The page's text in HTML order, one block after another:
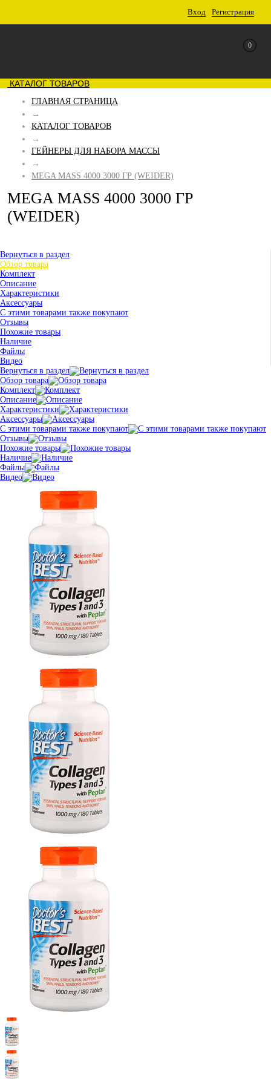
Вход Регистрация
0
КАТАЛОГ ТОВАРОВ
ГЛАВНАЯ СТРАНИЦА
→
КАТАЛОГ ТОВАРОВ
→
ГЕЙНЕРЫ ДЛЯ НАБОРА МАССЫ
→
MEGA MASS 4000 3000 ГР (WEIDER)
MEGA MASS 4000 3000 ГР
(WEIDER)
Вернуться в раздел
Обзор товара
Комплект
Описание
Характеристики
Аксессуары
С этими товарами также покупают
Отзывы
Похожие товары
Наличие
Файлы
Видео
Вернуться в раздел
Обзор товара
Комплект
Описание
Характеристики
Аксессуары
С этими товарами также покупают
Отзывы
Похожие товары
Наличие
Файлы
Видео